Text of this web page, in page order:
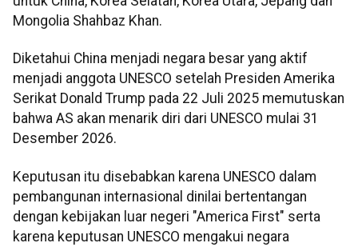
Mongolia Shahbaz Khan.
Diketahui China menjadi negara besar yang aktif
menjadi anggota UNESCO setelah Presiden Amerika
Serikat Donald Trump pada 22 Juli 2025 memutuskan
bahwa AS akan menarik diri dari UNESCO mulai 31
Desember 2026.
Keputusan itu disebabkan karena UNESCO dalam
pembangunan internasional dinilai bertentangan
dengan kebijakan luar negeri "America First" serta
karena keputusan UNESCO mengakui negara